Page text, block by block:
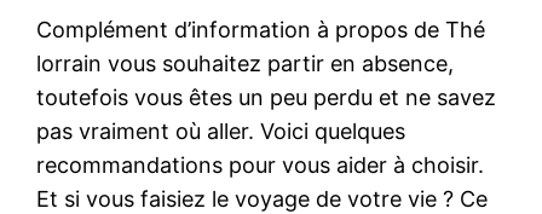
Complément d’information à propos de Thé
lorrain vous souhaitez partir en absence,
toutefois vous êtes un peu perdu et ne savez
pas vraiment où aller. Voici quelques
recommandations pour vous aider à choisir.
Et si vous faisiez le voyage de votre vie ? Ce